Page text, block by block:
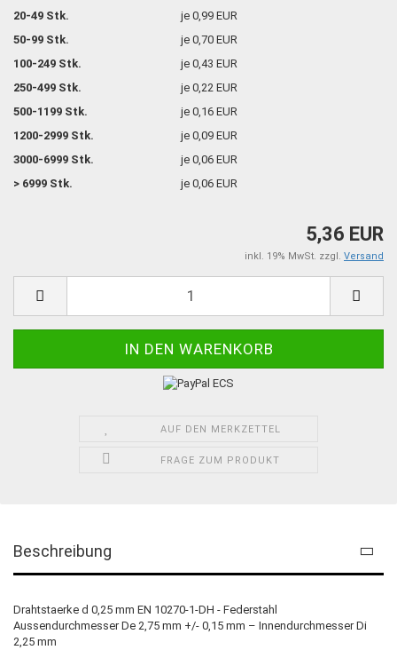
20-49 Stk.
je 0,99 EUR
50-99 Stk.
je 0,70 EUR
100-249 Stk.
je 0,43 EUR
250-499 Stk.
je 0,22 EUR
500-1199 Stk.
je 0,16 EUR
1200-2999 Stk.
je 0,09 EUR
3000-6999 Stk.
je 0,06 EUR
> 6999 Stk.
je 0,06 EUR
5,36 EUR
inkl. 19% MwSt. zzgl. Versand
AUF DEN MERKZETTEL
FRAGE ZUM PRODUKT
Beschreibung
Drahtstaerke d 0,25 mm EN 10270-1-DH - Federstahl
Aussendurchmesser De 2,75 mm +/- 0,15 mm – Innendurchmesser Di
2,25 mm